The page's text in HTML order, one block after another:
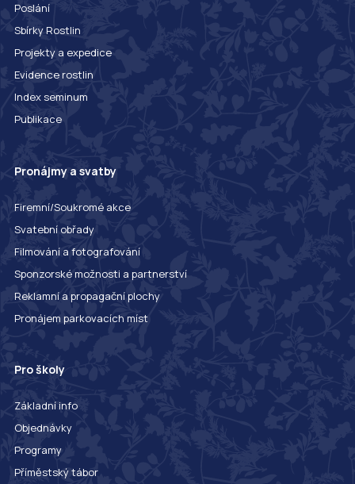
Poslání
Sbírky Rostlin
Projekty a expedice
Evidence rostlin
Index seminum
Publikace
Pronájmy a svatby
Firemní/Soukromé akce
Svatební obřady
Filmování a fotografování
Sponzorské možnosti a partnerství
Reklamní a propagační plochy
Pronájem parkovacích míst
Pro školy
Základní info
Objednávky
Programy
Příměstský tábor